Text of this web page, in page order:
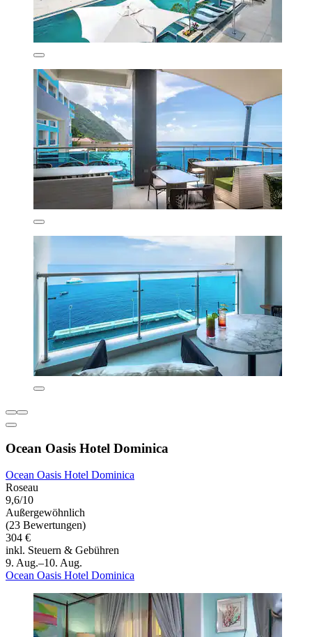
Ocean Oasis Hotel Dominica
Ocean Oasis Hotel Dominica
Roseau
9,6/10
Außergewöhnlich
(23 Bewertungen)
304 €
inkl. Steuern & Gebühren
9. Aug.–10. Aug.
Ocean Oasis Hotel Dominica